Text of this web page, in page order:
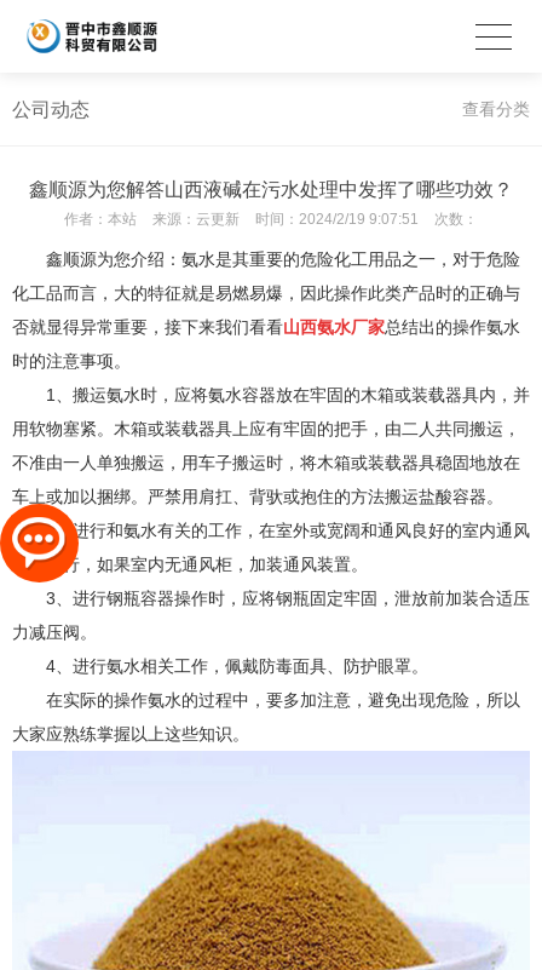
公司动态 查看分类
鑫顺源为您解答山西液碱在污水处理中发挥了哪些功效？
作者： 本站 来源： 云更新 时间： 2024/2/19 9:07:51 次数：
鑫顺源为您介绍：氨水是其重要的危险化工用品之一，对于危险
化工品而言，大的特征就是易燃易爆，因此操作此类产品时的正确与
否就显得异常重要，接下来我们看看山西氨水厂家总结出的操作氨水
时的注意事项。
1、搬运氨水时，应将氨水容器放在牢固的木箱或装载器具内，并
用软物塞紧。木箱或装载器具上应有牢固的把手，由二人共同搬运，
不准由一人单独搬运，用车子搬运时，将木箱或装载器具稳固地放在
车上或加以捆绑。严禁用肩扛、背驮或抱住的方法搬运盐酸容器。
2、进行和氨水有关的工作，在室外或宽阔和通风良好的室内通风
柜内进行，如果室内无通风柜，加装通风装置。
3、进行钢瓶容器操作时，应将钢瓶固定牢固，泄放前加装合适压
力减压阀。
4、进行氨水相关工作，佩戴防毒面具、防护眼罩。
在实际的操作氨水的过程中，要多加注意，避免出现危险，所以
大家应熟练掌握以上这些知识。